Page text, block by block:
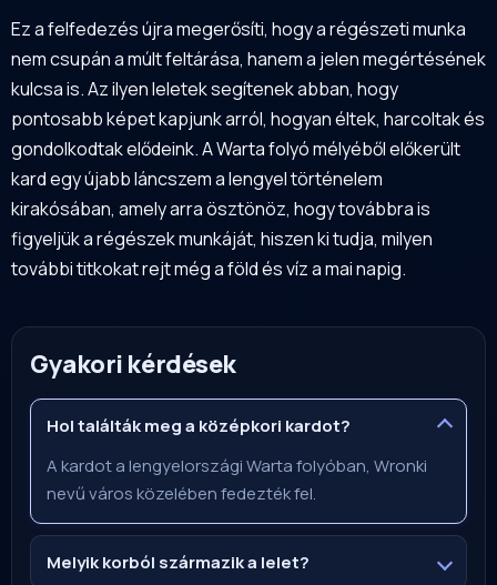
Ez a felfedezés újra megerősíti, hogy a régészeti munka
nem csupán a múlt feltárása, hanem a jelen megértésének
kulcsa is. Az ilyen leletek segítenek abban, hogy
pontosabb képet kapjunk arról, hogyan éltek, harcoltak és
gondolkodtak elődeink. A Warta folyó mélyéből előkerült
kard egy újabb láncszem a lengyel történelem
kirakósában, amely arra ösztönöz, hogy továbbra is
figyeljük a régészek munkáját, hiszen ki tudja, milyen
további titkokat rejt még a föld és víz a mai napig.
Gyakori kérdések
Hol találták meg a középkori kardot?
A kardot a lengyelországi Warta folyóban, Wronki
nevű város közelében fedezték fel.
Melyik korból származik a lelet?